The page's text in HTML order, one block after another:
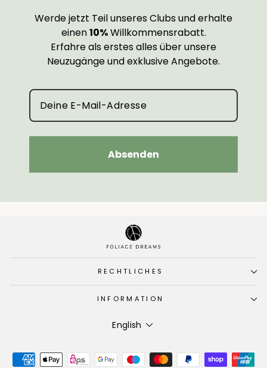
Werde jetzt Teil unseres Clubs und erhalte
einen10%Willkommensrabatt.
Erfahre als erstes alles über unsere
Neuzugänge und exklusive Angebote.
Absenden
RECHTLICHES
INFORMATION
Language
English